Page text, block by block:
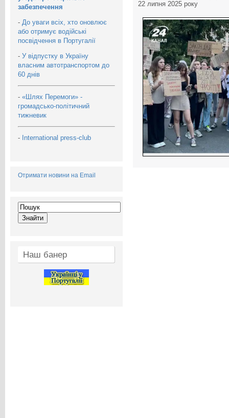
забезпечення
- До уваги всіх, хто оновлює
або отримує водійські
посвідчення в Португалії
- У відпустку в Україну
власним автотранспортом до
60 днів
- «Шлях Перемоги» -
громадсько-політичний
тижневик
- International press-club
Отримати новини на Email
Наш банер
22 липня 2025 року